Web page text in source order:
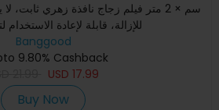
للإزالة، قابلة لإعادة الاستخدام
Banggood
9.80% Cashback
USD 17.99
Buy Now